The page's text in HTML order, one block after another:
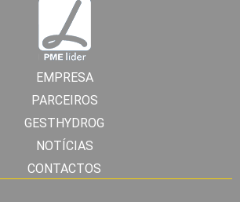
EMPRESA
PARCEIROS
GESTHYDROG
NOTÍCIAS
CONTACTOS